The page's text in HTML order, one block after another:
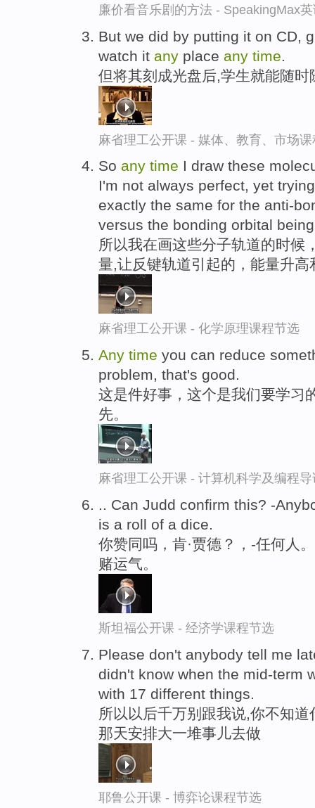
廉价看音乐剧的方法 - SpeakingMax
But we did by putting it on CD,
watch it any place any time
但将其刻成光盘后,学生就能随时
麻省理工公开课 - 媒体、教育、市场
So any time I draw these
I'm not always perfect, yet
exactly the same for the anti-
versus the bonding orbital
所以我在画这些分子轨道的时候
量,让反键轨道引起的，能量升高
麻省理工公开课 - 化学原理课程节选
Any time you can reduce
problem, that's good.
这是件好事，这个是我们要学习
先。
麻省理工公开课 - 计算机科学及编程
.. Can Judd confirm this? -
is a roll of a dice.
你赞同吗，肯·贾德？，-任何人
赌运气。
斯坦福公开课 - 经济学课程节选
Please don't anybody tell me
didn't know when the mid-term
with 17 different things.
所以以后千万别跟我说,你不知
那天安排大一堆事儿去做
耶鲁公开课 - 博弈论课程节选